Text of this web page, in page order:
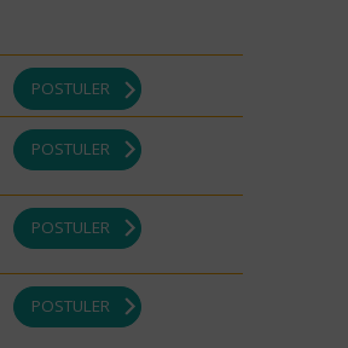
POSTULER
POSTULER
POSTULER
POSTULER